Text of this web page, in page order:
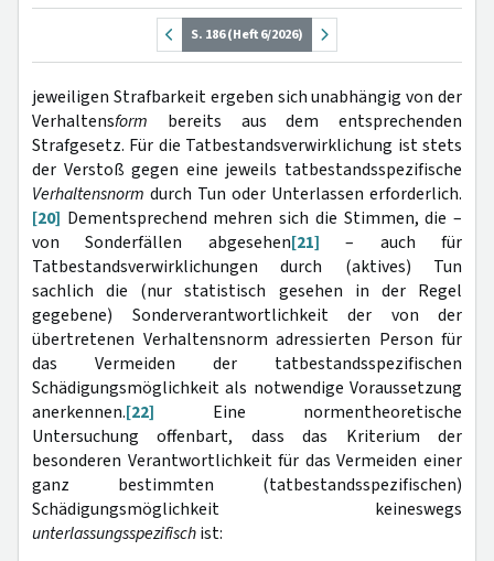
S. 186 (Heft 6/2026)
jeweiligen Strafbarkeit ergeben sich unabhängig von der
Verhaltensform bereits aus dem entsprechenden
Strafgesetz. Für die Tatbestandsverwirklichung ist stets
der Verstoß gegen eine jeweils tatbestandsspezifische
Verhaltensnorm durch Tun oder Unterlassen erforderlich.
[20] Dementsprechend mehren sich die Stimmen, die –
von Sonderfällen abgesehen[21] – auch für
Tatbestandsverwirklichungen durch (aktives) Tun
sachlich die (nur statistisch gesehen in der Regel
gegebene) Sonderverantwortlichkeit der von der
übertretenen Verhaltensnorm adressierten Person für
das Vermeiden der tatbestandsspezifischen
Schädigungsmöglichkeit als notwendige Voraussetzung
anerkennen.[22] Eine normentheoretische
Untersuchung offenbart, dass das Kriterium der
besonderen Verantwortlichkeit für das Vermeiden einer
ganz bestimmten (tatbestandsspezifischen)
Schädigungsmöglichkeit keineswegs
unterlassungsspezifischist: